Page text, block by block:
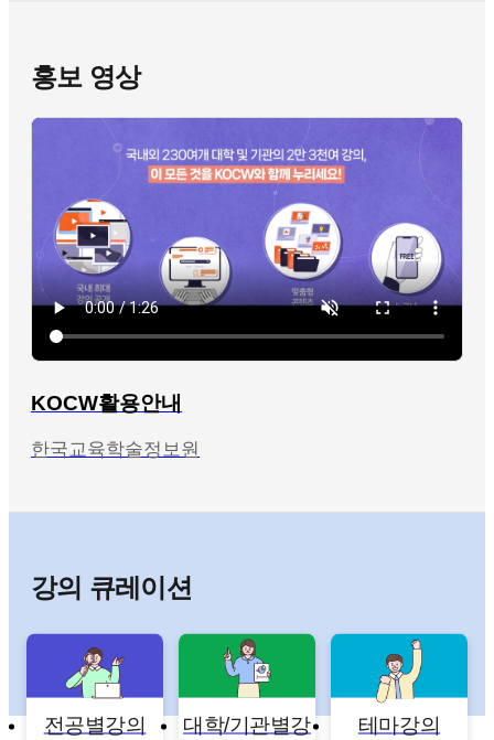
홍보 영상
KOCW활용안내
한국교육학술정보원
강의 큐레이션
전공별강의
대학/기관별강
테마강의